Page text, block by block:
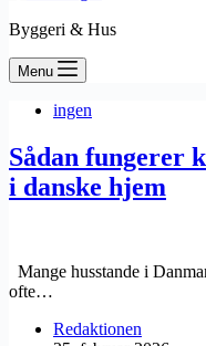
Byggeri & Hus
Menu
ingen
Sådan fungerer
i danske hjem
Mange husstande i
ofte…
Redaktionen